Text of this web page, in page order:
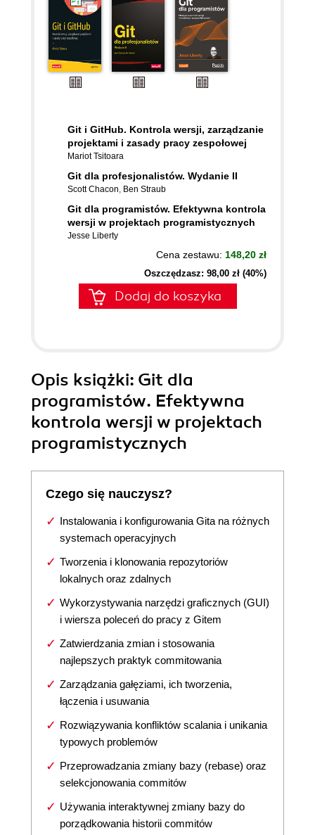
Git i GitHub. Kontrola wersji, zarządzanie
projektami i zasady pracy zespołowej
Mariot Tsitoara
Git dla profesjonalistów. Wydanie II
Scott Chacon, Ben Straub
Git dla programistów. Efektywna kontrola
wersji w projektach programistycznych
Jesse Liberty
Cena zestawu: 148,20 zł
Oszczędzasz: 98,00 zł (40%)
Dodaj do koszyka
Opis książki: Git dla
programistów. Efektywna
kontrola wersji w projektach
programistycznych
Czego się nauczysz?
Instalowania i konfigurowania Gita na różnych
systemach operacyjnych
Tworzenia i klonowania repozytoriów
lokalnych oraz zdalnych
Wykorzystywania narzędzi graficznych (GUI)
i wiersza poleceń do pracy z Gitem
Zatwierdzania zmian i stosowania
najlepszych praktyk commitowania
Zarządzania gałęziami, ich tworzenia,
łączenia i usuwania
Rozwiązywania konfliktów scalania i unikania
typowych problemów
Przeprowadzania zmiany bazy (rebase) oraz
selekcjonowania commitów
Używania interaktywnej zmiany bazy do
porządkowania historii commitów